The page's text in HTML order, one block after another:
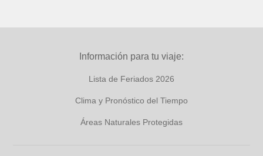
Información para tu viaje:
Lista de Feriados 2026
Clima y Pronóstico del Tiempo
Áreas Naturales Protegidas